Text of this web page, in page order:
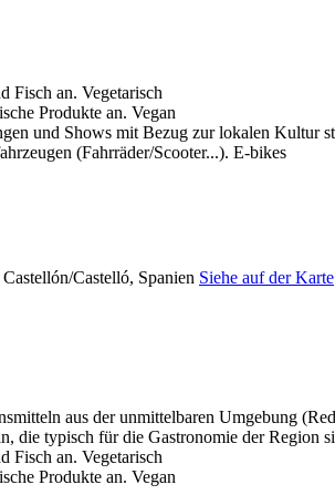
Vegetarisch
Vegan
E-bikes
Castellón/Castelló, Spanien Siehe auf der Karte
Vegetarisch
Vegan